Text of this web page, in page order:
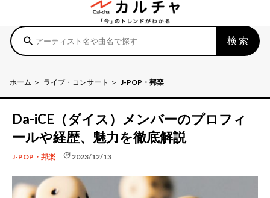
search 検索
ホーム ライブ・コンサート J-POP・邦楽
Da-iCE（ダイス）メンバーのプロフィ
ールや経歴、魅力を徹底解説
J-POP・邦楽 update 2023/12/13